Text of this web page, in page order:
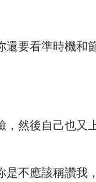
還要看準時機和
，然後自己也又
是不應該稱讚我